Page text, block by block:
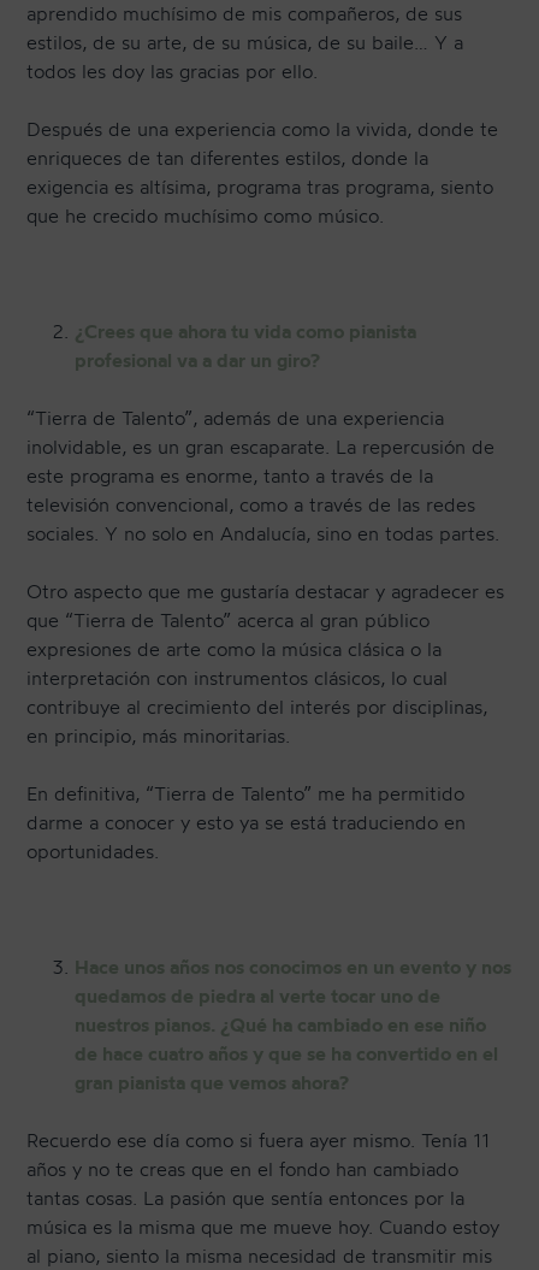
aprendido muchísimo de mis compañeros, de sus
estilos, de su arte, de su música, de su baile… Y a
todos les doy las gracias por ello.
Después de una experiencia como la vivida, donde te
enriqueces de tan diferentes estilos, donde la
exigencia es altísima, programa tras programa, siento
que he crecido muchísimo como músico.
¿Crees que ahora tu vida como pianista
profesional va a dar un giro?
“Tierra de Talento”, además de una experiencia
inolvidable, es un gran escaparate. La repercusión de
este programa es enorme, tanto a través de la
televisión convencional, como a través de las redes
sociales. Y no solo en Andalucía, sino en todas partes.
Otro aspecto que me gustaría destacar y agradecer es
que “Tierra de Talento” acerca al gran público
expresiones de arte como la música clásica o la
interpretación con instrumentos clásicos, lo cual
contribuye al crecimiento del interés por disciplinas,
en principio, más minoritarias.
En definitiva, “Tierra de Talento” me ha permitido
darme a conocer y esto ya se está traduciendo en
oportunidades.
Hace unos años nos conocimos en un evento y nos
quedamos de piedra al verte tocar uno de
nuestros pianos. ¿Qué ha cambiado en ese niño
de hace cuatro años y que se ha convertido en el
gran pianista que vemos ahora?
Recuerdo ese día como si fuera ayer mismo. Tenía 11
años y no te creas que en el fondo han cambiado
tantas cosas. La pasión que sentía entonces por la
música es la misma que me mueve hoy. Cuando estoy
al piano, siento la misma necesidad de transmitir mis